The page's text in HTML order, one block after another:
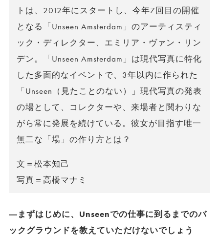
トは、2012年にスタートし、今年7回目の開催
となる「Unseen Amsterdam」のアーティスティ
ック・ディレクター、エミリア・ヴァン・リン
デン。「Unseen Amsterdam」は現代写真に特化
した多面的なイベントで、3年以内に作られた
「Unseen（見たことのない）」現代写真の発表
の場として、コレクターや、来場者と関わりな
がら常に発展を続けている。彼女が目指す唯一
無二な「場」の作り方とは？
文＝松本知己
写真＝高橋マナミ
―まずはじめに、Unseenでの仕事に到るまでのバ
ックグラウンドを教えていただけないでしょう